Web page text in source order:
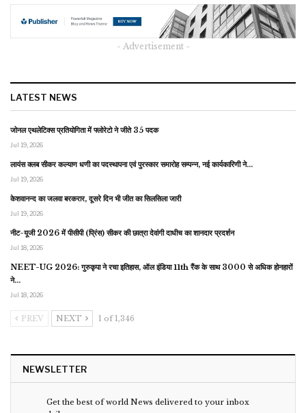
- Advertisement -
LATEST NEWS
जोनल एथलेटिक्स प्रतियोगिता में फ्लोरेटो ने जीते 35 पदक
Jul 19, 2026
लायंस क्लब सीकर कल्याण धणी का पदस्थापना एवं पुरस्कार समारोह सम्पन्न, नई कार्यकारिणी ने…
Jul 19, 2026
केशवानन्द का जलवा बरकरार, दूसरे दिन भी जीत का सिलसिला जारी
Jul 19, 2026
नीट-यूजी 2026 में पीसीपी (प्रिंस) सीकर की छात्रा देवांगी दाधीच का शानदार प्रदर्शन
Jul 18, 2026
NEET-UG 2026: गुरुकृपा ने रचा इतिहास, ऑल इंडिया 11th रैंक के साथ 3000 से अधिक होनहारों
ने…
Jul 18, 2026
PREV NEXT 1 of 1,346
NEWSLETTER
Get the best of world News delivered to your inbox